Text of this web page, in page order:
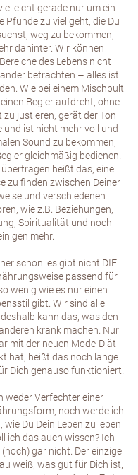
gerade nur um ein
Pfunde zu viel geht, die Du
weg zu bekommen,
dahinter. Wir können
des Lebens nicht
betrachten – alles ist
Wie bei einem Mischpult
Regler aufdreht, ohne
zu justieren, gerät der Ton
und ist nicht mehr voll und
Sound zu bekommen,
gleichmäßig bedienen.
heißt das, eine
zu finden zwischen Deiner
und verschiedenen
wie z.B. Beziehungen,
Spiritualität und noch
mehr.
schon: es gibt nicht DIE
passend für
wenig wie es nur einen
gibt. Wir sind alle
kann das, was den
krank machen. Nur
mit der neuen Mode-Diät
hat, heißt das noch lange
Dich genauso funktioniert.
weder Verfechter einer
noch werde ich
wie Du Dein Leben zu leben
ich das auch wissen? Ich
gar nicht. Der einzige
weiß, was gut für Dich ist,